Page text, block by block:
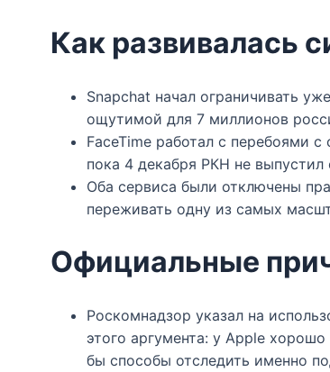
Как развивалась
Snapchat начал ограничивать
ощутимой для 7 миллионов
FaceTime работал с перебоями
пока 4 декабря РКН не
Оба сервиса были отключены
переживать одну из самых
Официальные
Роскомнадзор указал на
этого аргумента: у Apple
бы способы отследить именно